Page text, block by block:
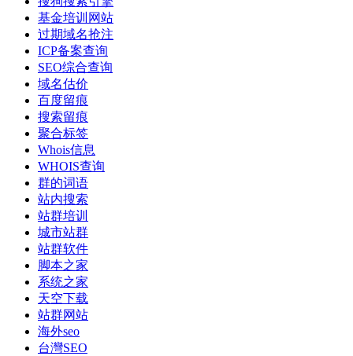
基金培训网站
过期域名抢注
ICP备案查询
SEO综合查询
域名估价
百度留痕
搜索留痕
聚合标签
Whois信息
WHOIS查询
群的词语
站内搜索
站群培训
城市站群
站群软件
脚本之家
系统之家
天空下载
站群网站
海外seo
台灣SEO